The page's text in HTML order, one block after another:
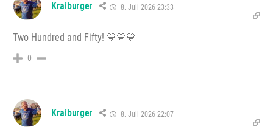
Kraiburger 8. Juli 2026 23:33
Two Hundred and Fifty! 💙💙💙
0
Kraiburger 8. Juli 2026 22:07